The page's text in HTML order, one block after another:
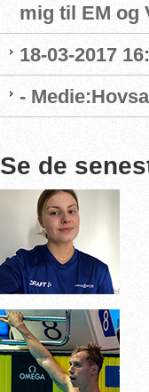
mig til EM og
18-03-2017
-
Se de